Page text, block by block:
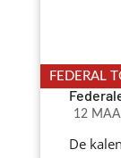
FEDERAL
12
De